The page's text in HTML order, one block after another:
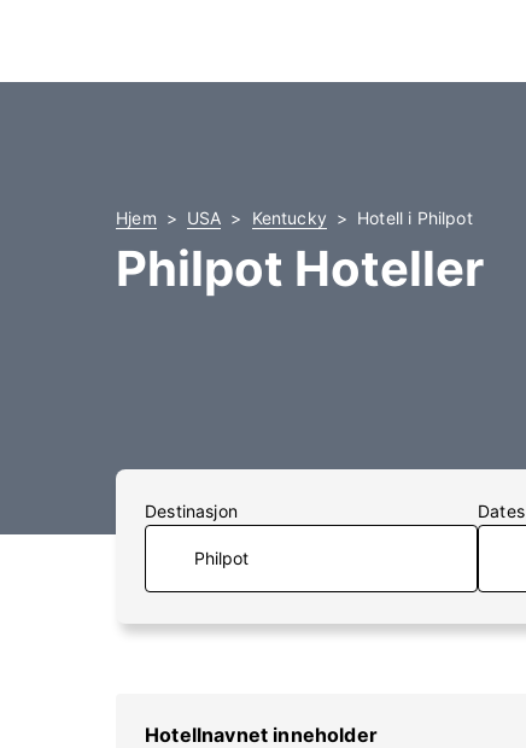
Hjem USA Kentucky Hotell i Philpot
Philpot Hoteller
Destinasjon Dates
Hotellnavnet inneholder